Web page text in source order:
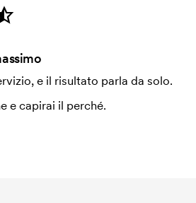
e il risultato parla da solo.
e capirai il perché.